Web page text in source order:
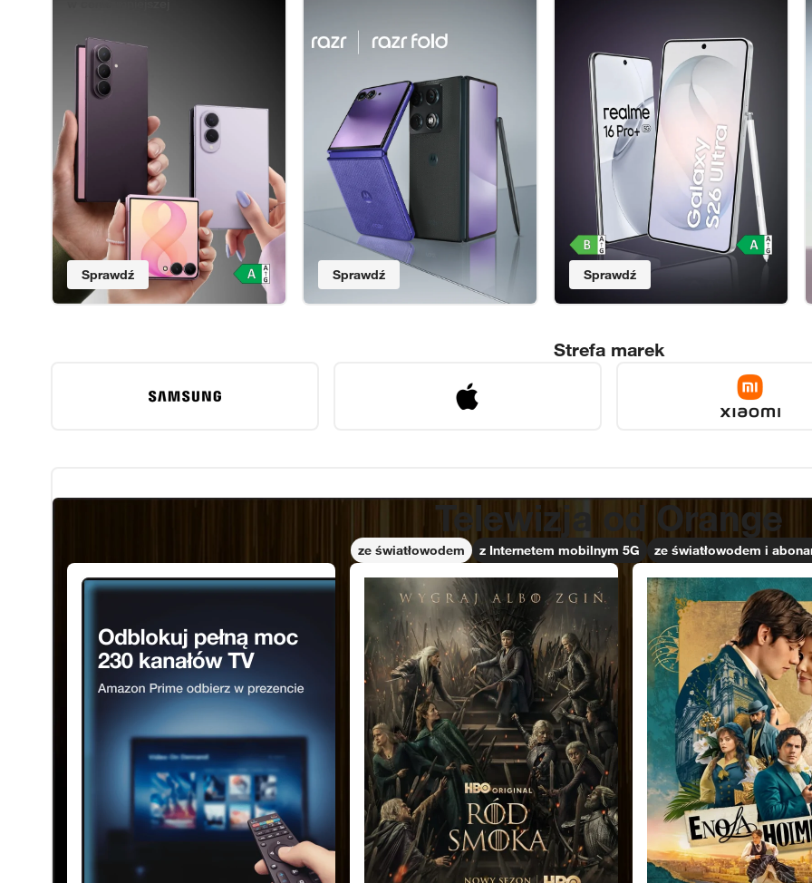
Sprawdź Sprawdź Sprawdź
Strefa marek
Telewizja od Orange Telewizja od Orange
ze światłowodem z Internetem mobilnym 5G ze światłowodem i
Światłowód Wichrowe wzgórza Enola